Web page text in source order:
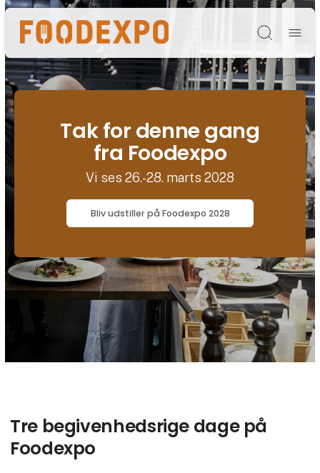
Søg
Tak for denne gang
fra Foodexpo
Vi ses 26.-28. marts 2028
Bliv udstiller på Foodexpo 2028
Tre begivenhedsrige dage på
Foodexpo